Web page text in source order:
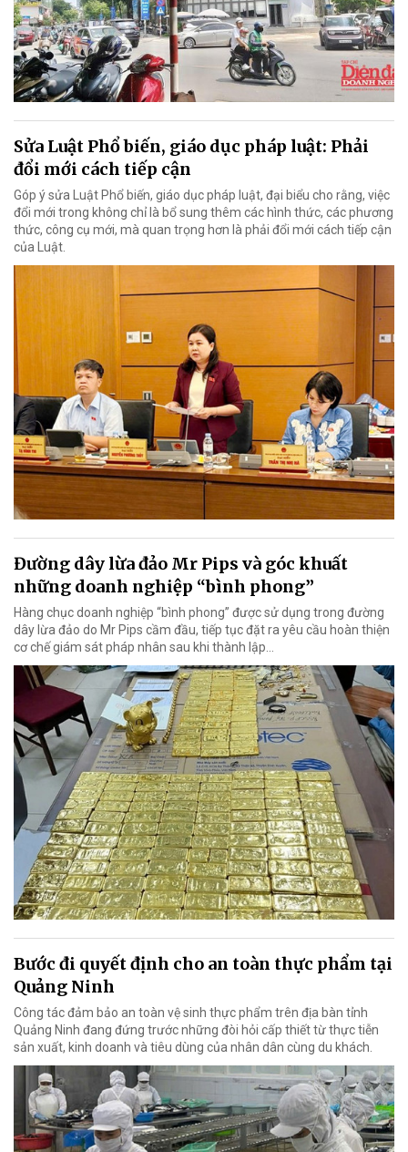
Sửa Luật Phổ biến, giáo dục pháp luật: Phải
đổi mới cách tiếp cận
Góp ý sửa Luật Phổ biến, giáo dục pháp luật, đại biểu cho rằng, việc
đổi mới trong không chỉ là bổ sung thêm các hình thức, các phương
thức, công cụ mới, mà quan trọng hơn là phải đổi mới cách tiếp cận
của Luật.
Đường dây lừa đảo Mr Pips và góc khuất
những doanh nghiệp “bình phong”
Hàng chục doanh nghiệp “bình phong” được sử dụng trong đường
dây lừa đảo do Mr Pips cầm đầu, tiếp tục đặt ra yêu cầu hoàn thiện
cơ chế giám sát pháp nhân sau khi thành lập…
Bước đi quyết định cho an toàn thực phẩm tại
Quảng Ninh
Công tác đảm bảo an toàn vệ sinh thực phẩm trên địa bàn tỉnh
Quảng Ninh đang đứng trước những đòi hỏi cấp thiết từ thực tiễn
sản xuất, kinh doanh và tiêu dùng của nhân dân cùng du khách.